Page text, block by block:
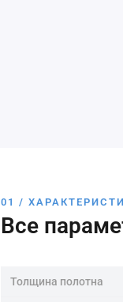
01 /
Все
Толщина полотна